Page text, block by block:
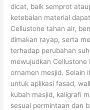
dicat, baik semprot
ketebalan material
Cellustone tahan air,
dimakan rayap, serta
terhadap perubahan
mewujudkan
ornamen mesjid. Selain
untuk aplikasi fasad,
kubah masjid, kaligrafi
sesuai permintaan dan